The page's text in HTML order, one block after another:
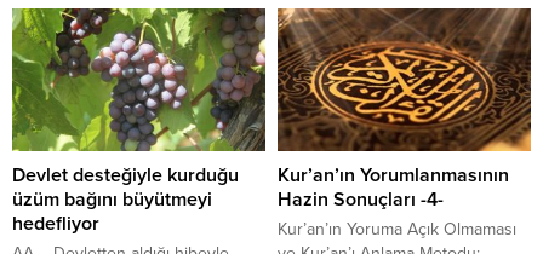
tüm bağ bahçe işlerini traktör
kullanarak kendisi yaparak
görenleri şaşırtıyor.
değerler ve mensupları, yok olma
yerine artarak günümüze kadar
gelmiştir. Bir dönem Büyük Doğu
hareketi olarak vücut bulmuş,
1969 yılında MSP (Milli Selamet
Partisi) olarak siyasi alanda yerini
almıştı. MSP hareketini temsil...
Devlet desteğiyle kurduğu
üzüm bağını büyütmeyi
hedefliyor
Kur’an’ın Yorumlanmasının
Hazin Sonuçları -4-
Kur’an’ın Yoruma Açık Olmaması